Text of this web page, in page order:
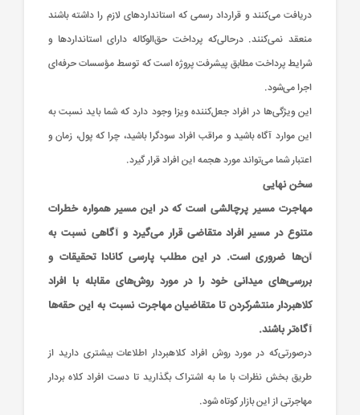
دریافت می‌کنند و قرارداد رسمی که استانداردهای لازم را داشته باشند
منعقد نمی‌کنند. درحالی‌که پرداخت حق‌الوکاله دارای استانداردها و
شرایط پرداخت مطابق پیشرفت پروژه است که توسط مؤسسات حرفه‌ای
اجرا می‌شود.
این ویژگی‌ها در افراد جعل‌کننده ویزا وجود دارد که شما باید نسبت به
این موارد آگاه باشید و مراقب افراد سودگرا باشید، چرا که پول، زمان و
اعتبار شما می‌تواند مورد هجمه این افراد قرار گیرد.
سخن نهایی
مهاجرت مسیر پرچالشی است که در این مسیر همواره خطرات
متنوع در مسیر افراد متقاضی قرار می‌گیرد و آگاهی نسبت به
آن‌ها ضروری است. در این مطلب پارسی کانادا تحقیقات و
بررسی‌های میدانی خود را در مورد روش‌های مقابله با افراد
کلاهبردار منتشرکردن تا متقاضیان مهاجرت نسبت به این حقه‌ها
آگاه‌تر باشند.
درصورتی‌که در مورد روش افراد کلاهبردار اطلاعات بیشتری دارید از
طریق بخش نظرات با ما به اشتراک بگذارید تا دست افراد کلاه بردار
مهاجرتی از این بازار کوتاه شود.